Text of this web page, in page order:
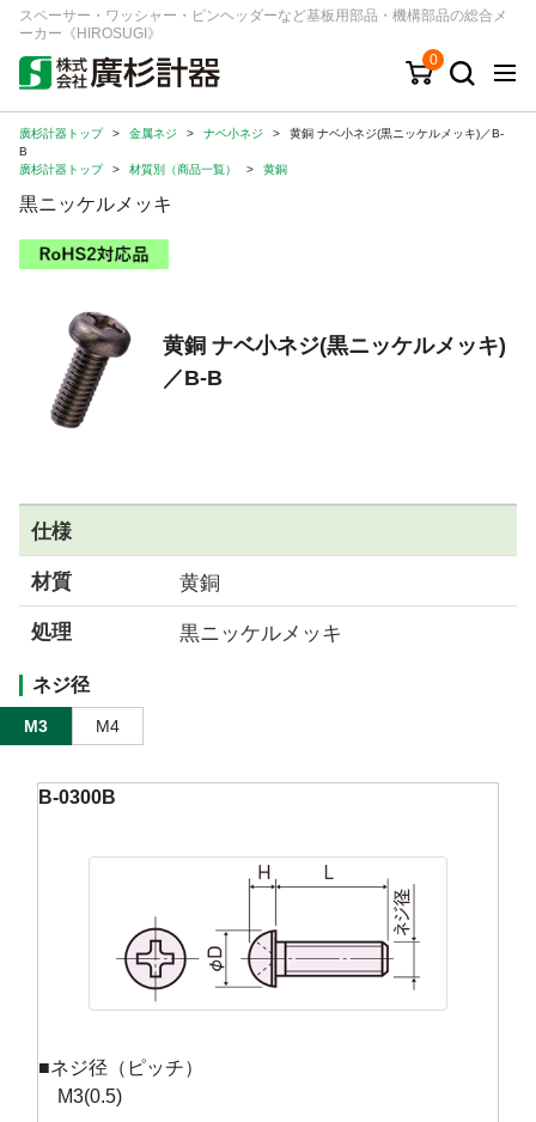
スペーサー・ワッシャー・ピンヘッダーなど基板用部品・機構部品の総合メ
ーカー《HIROSUGI》
0
キーワード 品番/シリーズ
商品カテゴリから探す
ジャンルから探す
シリーズから探す
ログイン
注文・見積りについて
会社情報
廣杉計器トップ > 金属ネジ > ナベ小ネジ >
黄銅 ナベ小ネジ(黒ニッケルメッキ)／B-
B
廣杉計器トップ
> 材質別（商品一覧） > 黄銅
黒ニッケルメッキ
黄銅 ナベ小ネジ(黒ニッケルメッキ)
／B-B
仕様
材質
黄銅
処理 黒ニッケルメッキ
ネジ径
M3 M4
B-0300B
■ネジ径（ピッチ）
M3(0.5)